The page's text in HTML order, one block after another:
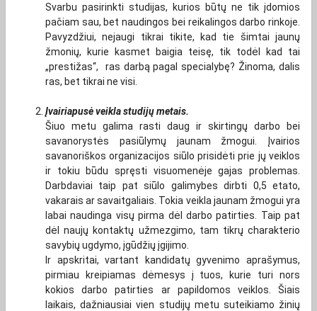
Svarbu pasirinkti studijas, kurios būtų ne tik įdomios
pačiam sau, bet naudingos bei reikalingos darbo rinkoje.
Pavyzdžiui, nejaugi tikrai tikite, kad tie šimtai jaunų
žmonių, kurie kasmet baigia teisę, tik todėl kad tai
„prestižas“, ras darbą pagal specialybę? Žinoma, dalis
ras, bet tikrai ne visi.
Įvairiapusė veikla studijų metais.
Šiuo metu galima rasti daug ir skirtingų darbo bei
savanorystės pasiūlymų jaunam žmogui. Įvairios
savanoriškos organizacijos siūlo prisidėti prie jų veiklos
ir tokiu būdu spręsti visuomenėje gajas problemas.
Darbdaviai taip pat siūlo galimybes dirbti 0,5 etato,
vakarais ar savaitgaliais. Tokia veikla jaunam žmogui yra
labai naudinga visų pirma dėl darbo patirties. Taip pat
dėl naujų kontaktų užmezgimo, tam tikrų charakterio
savybių ugdymo, įgūdžių įgijimo.
Ir apskritai, vartant kandidatų gyvenimo aprašymus,
pirmiau kreipiamas dėmesys į tuos, kurie turi nors
kokios darbo patirties ar papildomos veiklos. Šiais
laikais, dažniausiai vien studijų metu suteikiamo žinių